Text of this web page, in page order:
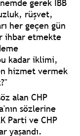
gerek İBB
rüşvet,
her geçen gün
ihbar etmekte
kadar iklimi,
hizmet vermek
alan CHP
sözlerine
Parti ve CHP
yaşandı.